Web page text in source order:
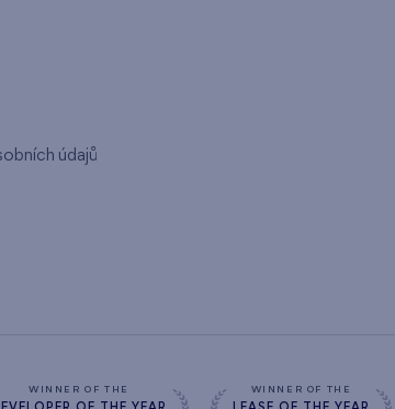
údajů
WINNER OF THE WINNER OF THE